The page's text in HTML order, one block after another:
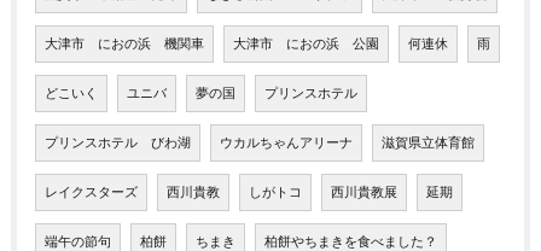
大津市 におの浜 機関車 大津市 におの浜 公園 何連休 雨
どこいく ユニバ 夢の国 プリンスホテル
プリンスホテル びわ湖 ウカルちゃんアリーナ 滋賀県立体育館
レイクスターズ 西川貴教 しがトコ 西川貴教展 延期
端午の節句 柏餅 ちまき 柏餅やちまきを食べました？